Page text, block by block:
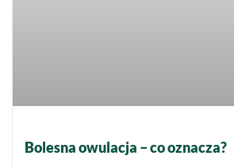
Bolesna owulacja – co oznacza?